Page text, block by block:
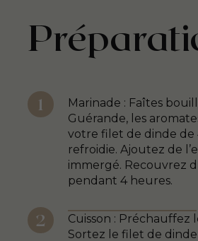
Marinade : Faîtes
Guérande, les
votre filet de dinde de
refroidie. Ajoutez de
immergé. Recouvrez
pendant 4 heures.
Cuisson : Préchauffez
Sortez le filet de